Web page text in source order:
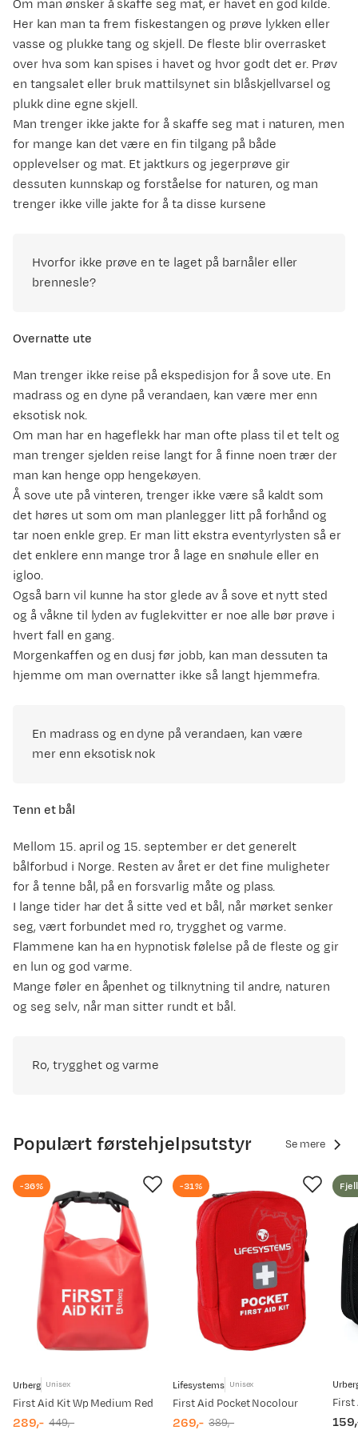
Om man ønsker å skaffe seg mat, er havet en god kilde.
Her kan man ta frem fiskestangen og prøve lykken eller
vasse og plukke tang og skjell. De fleste blir overrasket
over hva som kan spises i havet og hvor godt det er. Prøv
en tangsalet eller bruk mattilsynet sin blåskjellvarsel og
plukk dine egne skjell.
Man trenger ikke jakte for å skaffe seg mat i naturen, men
for mange kan det være en fin tilgang på både
opplevelser og mat. Et jaktkurs og jegerprøve gir
dessuten kunnskap og forståelse for naturen, og man
trenger ikke ville jakte for å ta disse kursene
Hvorfor ikke prøve en te laget på barnåler eller
brennesle?
Overnatte ute
Man trenger ikke reise på ekspedisjon for å sove ute. En
madrass og en dyne på verandaen, kan være mer enn
eksotisk nok.
Om man har en hageflekk har man ofte plass til et telt og
man trenger sjelden reise langt for å finne noen trær der
man kan henge opp hengekøyen.
Å sove ute på vinteren, trenger ikke være så kaldt som
det høres ut som om man planlegger litt på forhånd og
tar noen enkle grep. Er man litt ekstra eventyrlysten så er
det enklere enn mange tror å lage en snøhule eller en
igloo.
Også barn vil kunne ha stor glede av å sove et nytt sted
og å våkne til lyden av fuglekvitter er noe alle bør prøve i
hvert fall en gang.
Morgenkaffen og en dusj før jobb, kan man dessuten ta
hjemme om man overnatter ikke så langt hjemmefra.
En madrass og en dyne på verandaen, kan være
mer enn eksotisk nok
Tenn et bål
Mellom 15. april og 15. september er det generelt
bålforbud i Norge. Resten av året er det fine muligheter
for å tenne bål, på en forsvarlig måte og plass.
I lange tider har det å sitte ved et bål, når mørket senker
seg, vært forbundet med ro, trygghet og varme.
Flammene kan ha en hypnotisk følelse på de fleste og gir
en lun og god varme.
Mange føler en åpenhet og tilknytning til andre, naturen
og seg selv, når man sitter rundt et bål.
Ro, trygghet og varme
Populært førstehjelpsutstyr Se mere
Urberg Unisex
First Aid Kit Wp Medium Red
-36%
289,- 449,-
Lifesystems Unisex
First Aid Pocket Nocolour
-31%
269,- 389,-
First